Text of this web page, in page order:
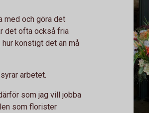
med och göra det
det ofta också fria
konstigt det än må
arbetet.
som jag vill jobba
som florister